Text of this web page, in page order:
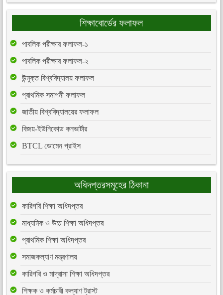
শিক্ষাবোর্ডের ফলাফল
পাবলিক পরীক্ষার ফলাফল-১
পাবলিক পরীক্ষার ফলাফল-২
উন্মুক্ত বিশ্ববিদ্যালয় ফলাফল
প্রাথমিক সমাপনী ফলাফল
জাতীয় বিশ্ববিদ্যালয়ের ফলাফল
বিজয়-ইউনিকোড কনভার্টার
BTCL ডোমেন প্রাইস
অধিদপ্তরসমূহের ঠিকানা
কারিগরি শিক্ষা অধিদপ্তর
মাধ্যমিক ও উচ্চ শিক্ষা অধিদপ্তর
প্রাথমিক শিক্ষা অধিদপ্তর
সমাজকল্যাণ মন্ত্রণালয়
কারিগরি ও মাদ্রাসা শিক্ষা অধিদপ্তর
শিক্ষক ও কর্মচারী কল্যাণ ট্রাস্ট